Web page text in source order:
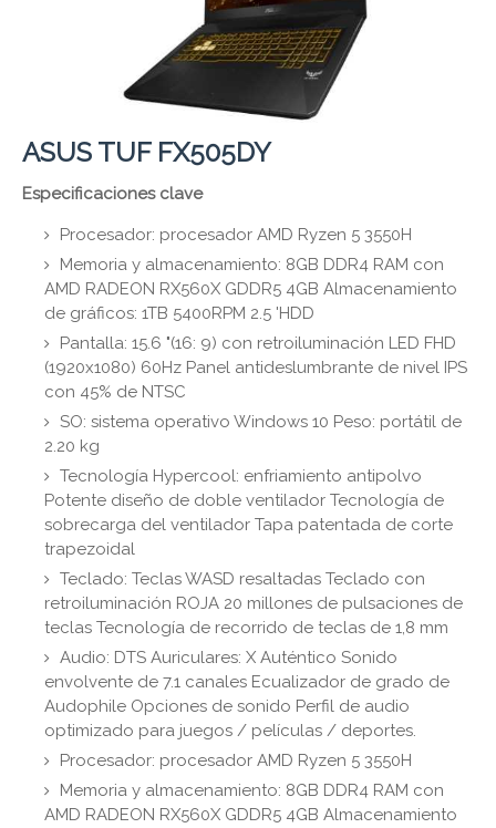
ASUS TUF FX505DY
Especificaciones clave
Procesador: procesador AMD Ryzen 5 3550H
Memoria y almacenamiento: 8GB DDR4 RAM con
AMD RADEON RX560X GDDR5 4GB Almacenamiento
de gráficos: 1TB 5400RPM 2.5 'HDD
Pantalla: 15.6 "(16: 9) con retroiluminación LED FHD
(1920x1080) 60Hz Panel antideslumbrante de nivel IPS
con 45% de NTSC
SO: sistema operativo Windows 10 Peso: portátil de
2.20 kg
Tecnología Hypercool: enfriamiento antipolvo
Potente diseño de doble ventilador Tecnología de
sobrecarga del ventilador Tapa patentada de corte
trapezoidal
Teclado: Teclas WASD resaltadas Teclado con
retroiluminación ROJA 20 millones de pulsaciones de
teclas Tecnología de recorrido de teclas de 1,8 mm
Audio: DTS Auriculares: X Auténtico Sonido
envolvente de 7.1 canales Ecualizador de grado de
Audophile Opciones de sonido Perfil de audio
optimizado para juegos / películas / deportes.
Procesador: procesador AMD Ryzen 5 3550H
Memoria y almacenamiento: 8GB DDR4 RAM con
AMD RADEON RX560X GDDR5 4GB Almacenamiento